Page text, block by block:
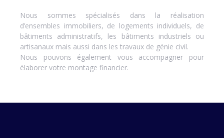
Nous sommes spécialisés dans la réalisation
d’ensembles immobiliers, de logements individuels, de
bâtiments administratifs, les bâtiments industriels ou
artisanaux mais aussi dans les travaux de génie civil.
Nous pouvons également vous accompagner pour
élaborer votre montage financier.